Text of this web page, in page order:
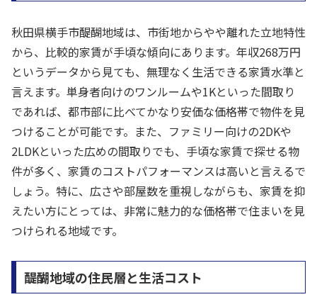
秋田県横手市醍醐地域は、市街地からやや離れた立地特性
から、比較的家賃が手頃な傾向にあります。年収268万円
というデータから見ても、無理なく生活できる家賃水準と
言えます。単身者向けのワンルームや1Kといった間取り
であれば、都市部に比べてかなり安価な価格帯で物件を見
つけることが可能です。また、ファミリー向けの2DKや
2LDKといった広めの間取りでも、手頃な家賃で探せる物
件が多く、家賃のコストパフォーマンスは高いと言えるで
しょう。特に、広さや部屋数を重視しながらも、家賃を抑
えたい方にとっては、非常に魅力的な価格帯で住まいを見
つけられる地域です。
醍醐地域の住民層と生活コスト